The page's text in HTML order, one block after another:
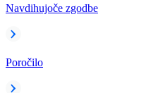
Navdihujoče zgodbe
Poročilo